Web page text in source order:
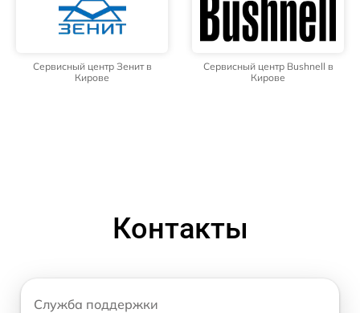
Сервисный центр Зенит в
Кирове
Сервисный центр Bushnell в
Кирове
Контакты
Служба поддержки